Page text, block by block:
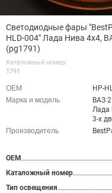
Светодиодные фары
HLD-004" Лада Нива 4х4,
(pg1791)
Каталожный номер:
1791
HP-
ВАЗ
Лада
3-х
Нива
Лада
5-
OEM
Каталожный номер
Тип освещения